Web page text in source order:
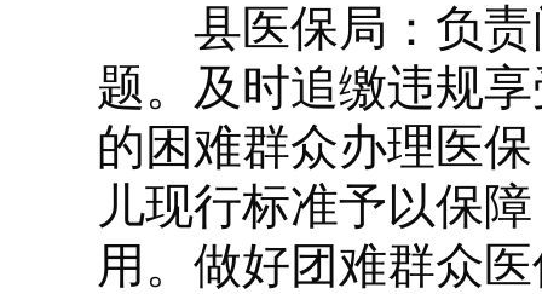
县医保局：负责
题。及时追缴违规
的困难群众办理医
儿现行标准予以保
用。做好团难群众